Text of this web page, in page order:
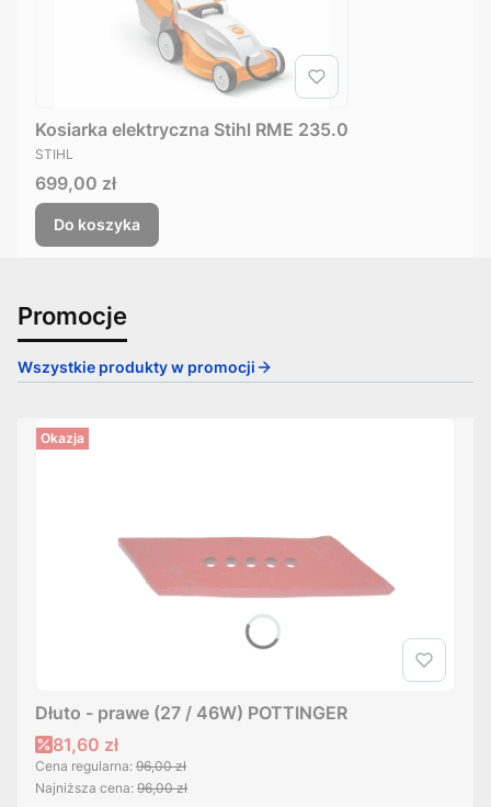
Kosiarka elektryczna Stihl RME 235.0
PRODUCENT
STIHL
Cena
699,00 zł
Do koszyka
Promocje
Wszystkie produkty w promocji
Okazja
Dłuto - prawe (27 / 46W) POTTINGER
Cena promocyjna
81,60 zł
Cena regularna: 96,00 zł
Najniższa cena: 96,00 zł